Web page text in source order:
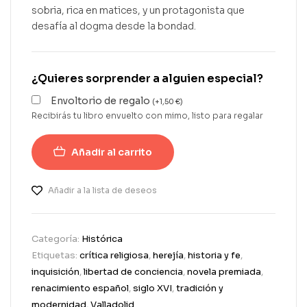
sobria, rica en matices, y un protagonista que
desafía al dogma desde la bondad.
¿Quieres sorprender a alguien especial?
Envoltorio de regalo (+1,50 €)
Recibirás tu libro envuelto con mimo, listo para regalar
Añadir al carrito
Añadir a la lista de deseos
Categoría: Histórica
Etiquetas: crítica religiosa,herejía,historia y fe,
inquisición,libertad de conciencia,novela premiada,
renacimiento español,siglo XVI,tradición y
modernidad, Valladolid